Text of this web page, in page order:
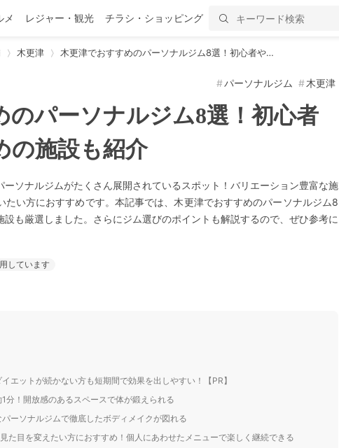
メ レジャー・観光 チラシ・ショッピング
木更津 木更津でおすすめのパーソナルジム8選！初心者や…
パーソナルジム 木更津
のパーソナルジム8選！初心者
の施設も紹介
ソナルジムがたくさん展開されているスポット！バリエーション豊富な施
たい方におすすめです。本記事では、木更津でおすすめのパーソナルジム8
も厳選しました。さらにジム選びのポイントも解説するので、ぜひ参考に
しています
エットが続かない方も短期間で効果を出しやすい！【PR】
分！開放感のあるスペースで体が鍛えられる
ーソナルジムで徹底したボディメイクが図れる
た目を変えたい方におすすめ！個人にあわせたメニューで楽しく継続できる